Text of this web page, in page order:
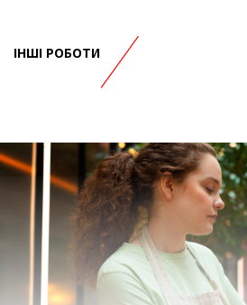
ІНШІ РОБОТИ